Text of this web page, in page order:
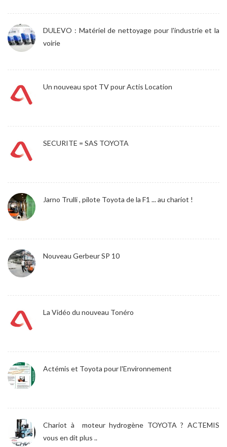
DULEVO : Matériel de nettoyage pour l'industrie et la
voirie
Un nouveau spot TV pour Actis Location
SECURITE = SAS TOYOTA
Jarno Trulli , pilote Toyota de la F1 ... au chariot !
Nouveau Gerbeur SP 10
La Vidéo du nouveau Tonéro
Actémis et Toyota pour l'Environnement
Chariot à moteur hydrogène TOYOTA ? ACTEMIS
vous en dit plus ..